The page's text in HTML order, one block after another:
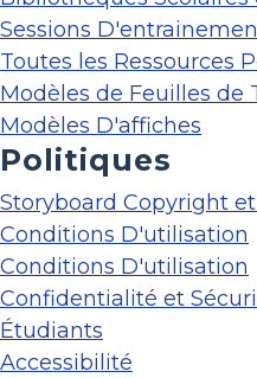
Sessions
Toutes les Ressources
Modèles de Feuilles de
Modèles D'affiches
Politiques
Storyboard Copyright
Conditions D'utilisation
Conditions D'utilisation
Confidentialité et
Étudiants
Accessibilité